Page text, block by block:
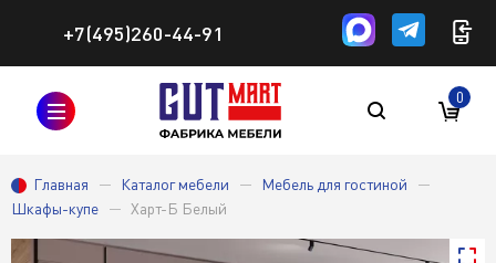
+7(495)260-44-91
0
Главная Каталог мебели
Мебель для гостиной
Шкафы-купе
Харт-Б Белый